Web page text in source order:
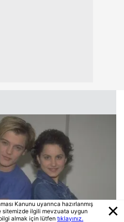
Kanunu uyarınca hazırlanmış
sitemizde ilgili mevzuata uygun
almak için lütfen tıklayınız.